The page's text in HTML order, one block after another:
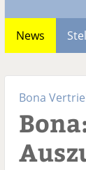
News
Bona